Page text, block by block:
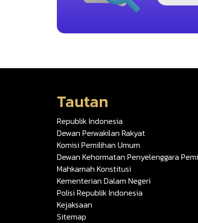
Tautan
Republik Indonesia
Dewan Perwakilan Rakyat
Komisi Pemilihan Umum
Dewan Kehormatan Penyelenggara
Mahkamah Konstitusi
Kementerian Dalam Negeri
Polisi Republik Indonesia
Kejaksaan
Sitemap